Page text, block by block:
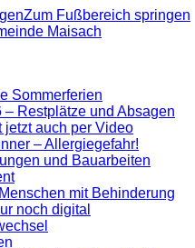
Zum Fußbereich springen
Sommerferien
– Restplätze und Absagen
jetzt auch per Video
– Allergiegefahr!
und Bauarbeiten
mit Behinderung
noch digital